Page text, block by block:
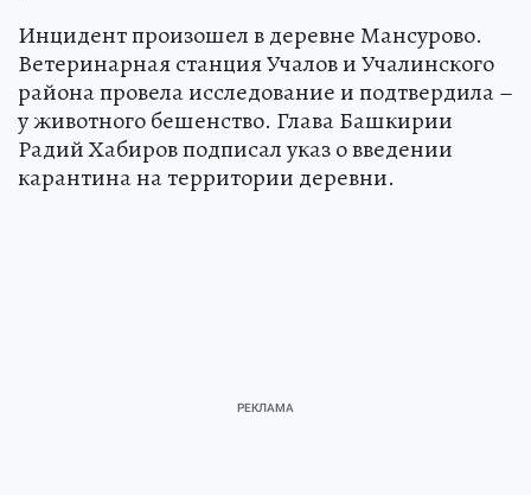
Инцидент произошел в деревне Мансурово.
Ветеринарная станция Учалов и Учалинского
района провела исследование и подтвердила –
у животного бешенство. Глава Башкирии
Радий Хабиров подписал указ о введении
карантина на территории деревни.